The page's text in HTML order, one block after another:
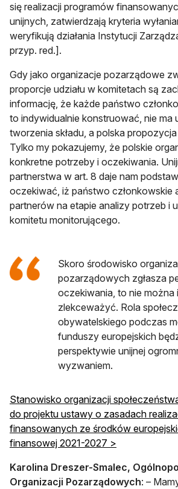
się realizacji programów
unijnych, zatwierdzają kryteria
weryfikują działania Instytucji
przyp. red.].
Gdy jako organizacje pozarządowe
proporcje udziału w komitetach są
informację, że każde państwo
to indywidualnie konstruować, nie ma
tworzenia składu, a polska propozycja
Tylko my pokazujemy, że polskie
konkretne potrzeby i oczekiwania.
partnerstwa w art. 8 daje nam
oczekiwać, iż państwo członkowskie
partnerów na etapie analizy potrzeb i
komitetu monitorującego.
Skoro środowisko
pozarządowych zgłasza
oczekiwania, to nie można
zlekceważyć. Rola
obywatelskiego podczas
funduszy europejskich
perspektywie unijnej
wyzwaniem.
Stanowisko organizacji
do projektu ustawy o zasadach
finansowanych ze środków
finansowej 2021-2027 >
Karolina Dreszer-Smalec,
Organizacji Pozarządowych: –